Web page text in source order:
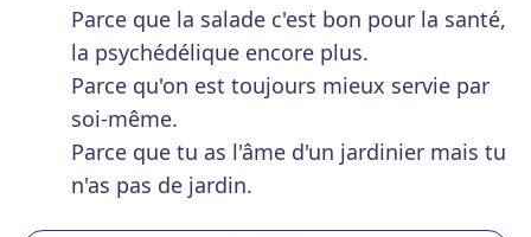
Parce que la salade c'est bon pour la santé,
la psychédélique encore plus.
Parce qu'on est toujours mieux servie par
soi-même.
Parce que tu as l'âme d'un jardinier mais tu
n'as pas de jardin.